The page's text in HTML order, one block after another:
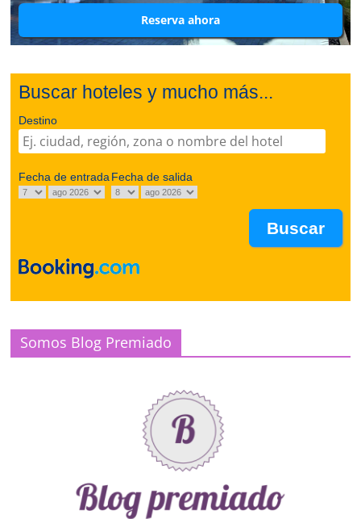
Reserva ahora
Buscar hoteles y mucho más...
Destino
Fecha de entrada Fecha de salida
Somos Blog Premiado